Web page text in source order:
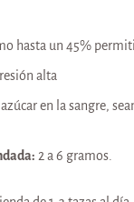
hasta un 45%
alta
en la sangre,
2 a 6 gramos.